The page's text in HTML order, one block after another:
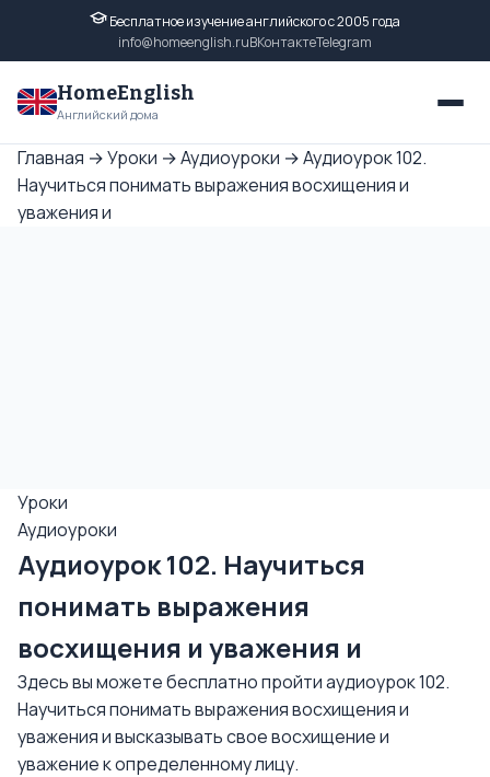
Бесплатное изучение английского с 2005 года
info@homeenglish.ruВКонтактеTelegram
HomeEnglish
Английский дома
Главная →Уроки →Аудиоуроки →Аудиоурок 102.
Научиться понимать выражения восхищения и
уважения и
Уроки
Аудиоуроки
Аудиоурок 102. Научиться
понимать выражения
восхищения и уважения и
Здесь вы можете бесплатно пройти аудиоурок 102.
Научиться понимать выражения восхищения и
уважения и высказывать свое восхищение и
уважение к определенному лицу.